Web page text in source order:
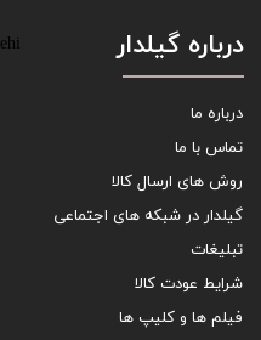
درباره گیلدار
درباره ما
تماس با ما
روش های ارسال کالا
گیلدار در شبکه های اجتماعی
تبلیغات
شرایط عودت کالا
فیلم ها و کلیپ ها